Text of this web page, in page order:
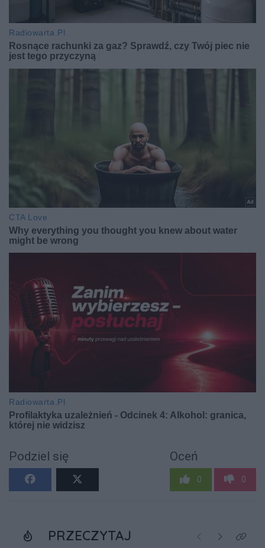
Podziel się Oceń
0 0
PRZECZYTAJ Poprzednie
NastępneKliknij